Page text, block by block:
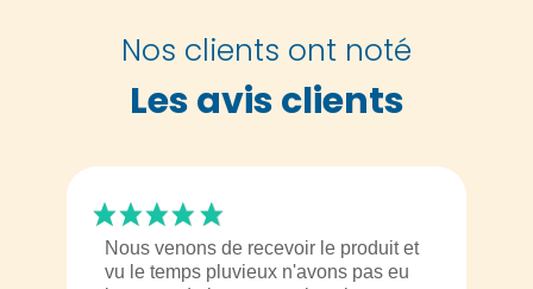
Nos clients ont noté
Les avis clients
Nous venons de recevoir le produit et
vu le temps pluvieux n'avons pas eu